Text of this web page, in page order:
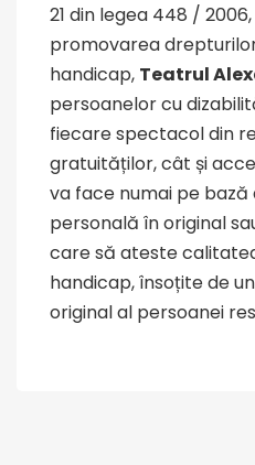
21 din legea 448 /
promovarea
handicap, Teatrul
persoanelor cu
fiecare spectacol din
gratuităților, cât și
va face numai pe
personală în original
care să ateste
handicap, însoțite de
original al persoanei